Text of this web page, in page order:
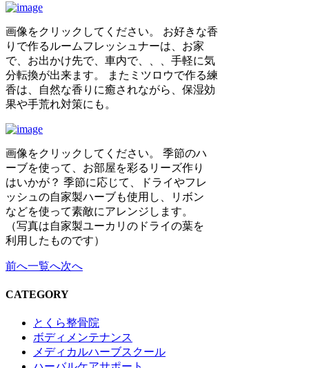
画像をクリックしてください。 お好きな香
りで作るルームフレッシュナーは、お家
で、お出かけ先で、車内で、、、手軽に気
分転換が出来ます。 またミツロウで作る練
香は、自然な香りに癒されながら、保湿効
果や手荒れ対策にも。
画像をクリックしてください。 季節のハ
ーブを使って、お部屋を彩るリーズ作り
はいかが？ 季節に応じて、ドライやフレ
ッシュの自家製ハーブも使用し、リボン
などを使って素敵にアレンジします。
（写真は自家製ユーカリのドライの葉を
利用したものです）
前へ一覧へ次へ
CATEGORY
とくら整骨院
ボディメンテナンス
メディカルハーブスクール